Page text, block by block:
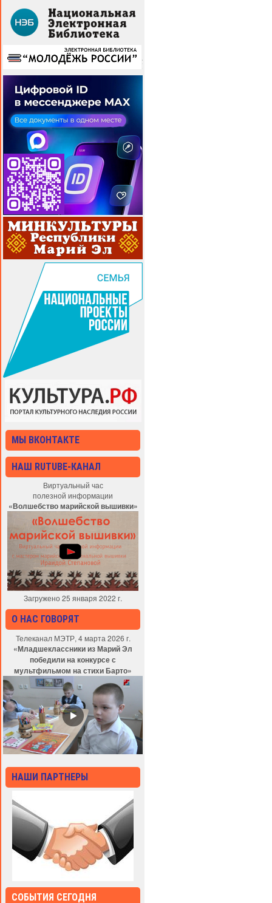
МЫ ВКОНТАКТЕ
НАШ RUTUBE-КАНАЛ
Виртуальный час
полезной информации
«Волшебство марийской вышивки»
Загружено 25 января 2022 г.
О НАС ГОВОРЯТ
Телеканал МЭТР, 4 марта 2026 г.
«Младшеклассники из Марий Эл
победили на конкурсе с
мультфильмом на стихи Барто»
НАШИ ПАРТНЕРЫ
СОБЫТИЯ СЕГОДНЯ